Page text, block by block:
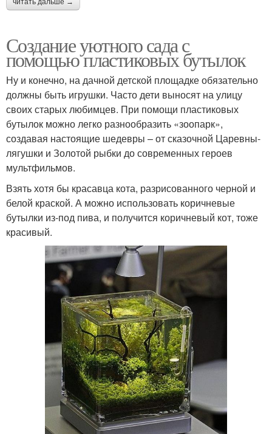
Создание уютного сада с
помощью пластиковых бутылок
Ну и конечно, на дачной детской площадке обязательно
должны быть игрушки. Часто дети выносят на улицу
своих старых любимцев. При помощи пластиковых
бутылок можно легко разнообразить «зоопарк»,
создавая настоящие шедевры – от сказочной Царевны-
лягушки и Золотой рыбки до современных героев
мультфильмов.
Взять хотя бы красавца кота, разрисованного черной и
белой краской. А можно использовать коричневые
бутылки из-под пива, и получится коричневый кот, тоже
красивый.